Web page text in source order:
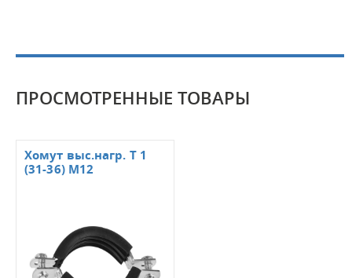
ПРОСМОТРЕННЫЕ ТОВАРЫ
Хомут выс.нагр. Т 1
(31-36) М12